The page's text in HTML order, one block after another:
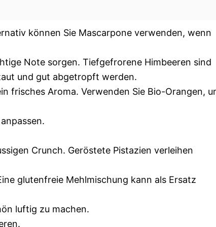
können Sie Mascarpone verwenden, wenn
Note sorgen. Tiefgefrorene Himbeeren sind
und gut abgetropft werden.
frisches Aroma. Verwenden Sie Bio-Orangen,
Crunch. Geröstete Pistazien verleihen
glutenfreie Mehlmischung kann als Ersatz
luftig zu machen.